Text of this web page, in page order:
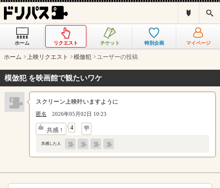
ス
ホーム リクエスト チケット 特別企画 マイページ
ホーム 上映リクエスト 模倣犯 ユーザーの投稿
模倣犯 を映画館で観たいワケ
スクリーン上映叶いますように
匿名 2026年05月02日 10:23
共感！ 4
↓
共感した人